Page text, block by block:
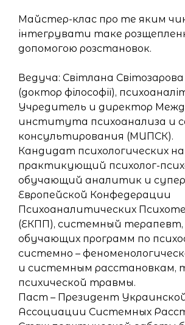
Майстер-клас про те яким
інтегрувати таке
допомогою розстановок.
Ведуча: Світлана Світозарова
(доктор філософії),
Учредитель и директор
института психоанализа и
консультирования (МИПСК).
Кандидат психологических
практикующий психолог-
обучающий аналитик и
Европейской Конфедерации
Психоаналитических
(ЕКПП), системный
обучающих программ по
системно –
и системным расстановкам,
психической травмы.
Паст – Президент
Ассоциации Системных